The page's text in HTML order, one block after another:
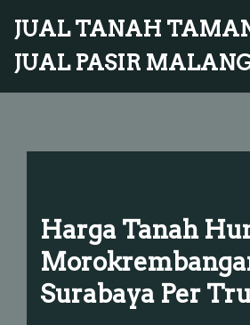
ke
konten
JUAL TANAH
JUAL PASIR
Harga Tanah
Surabaya Per